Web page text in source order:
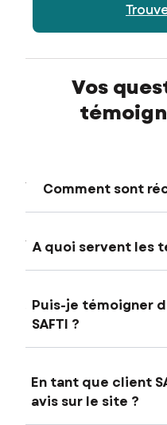
Vos
Comment sont
A quoi servent les
Puis-je témoigner
SAFTI ?
En tant que client
avis sur le site ?